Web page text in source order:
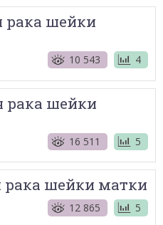
рака шейки
10 543 4
рака шейки
16 511 5
рака шейки матки
12 865 5